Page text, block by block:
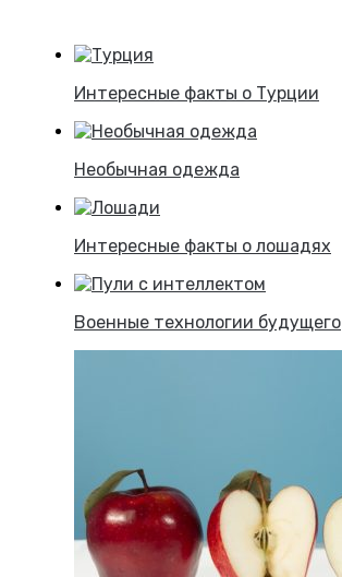
Интересные факты о Турции
Необычная одежда
Интересные факты о лошадях
Военные технологии будущего